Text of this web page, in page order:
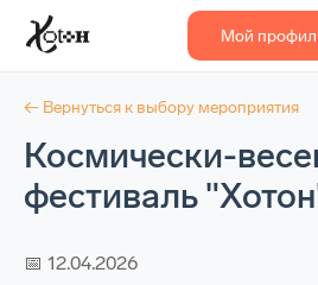
Мой
← Вернуться к выбору мероприятия
Космически-
фестиваль
📅 12.04.2026